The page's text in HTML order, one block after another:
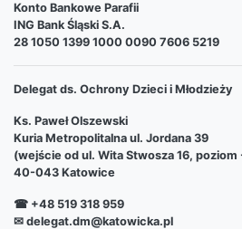
Konto Bankowe Parafii
ING Bank Śląski S.A.
28 1050 1399 1000 0090 7606 5219
Delegat ds. Ochrony Dzieci i Młodzieży
Ks. Paweł Olszewski
Kuria Metropolitalna ul. Jordana 39
(wejście od ul. Wita Stwosza 16, poziom
40-043 Katowice
☎ +48 519 318 959
✉ delegat.dm@katowicka.pl